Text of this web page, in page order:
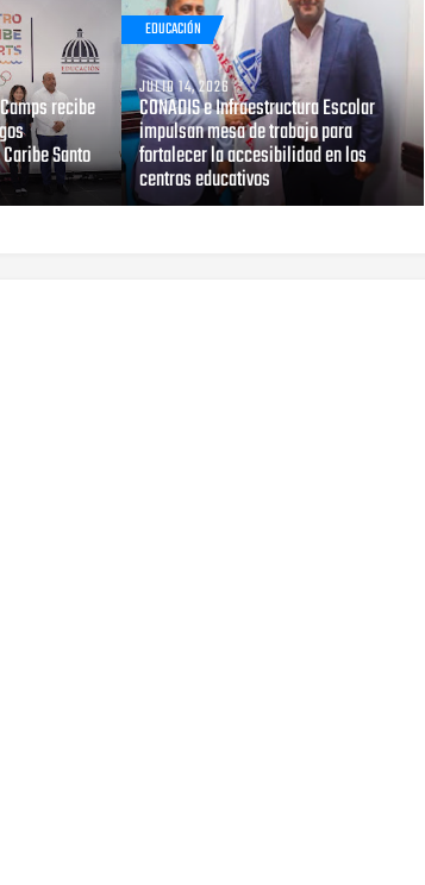
recibe
Santo
EDUCACIÓN
JULIO 14, 2026
CONADIS e Infraestructura Escolar
impulsan mesa de trabajo para
fortalecer la accesibilidad en los
centros educativos